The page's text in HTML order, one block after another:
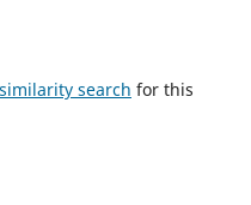
search for this